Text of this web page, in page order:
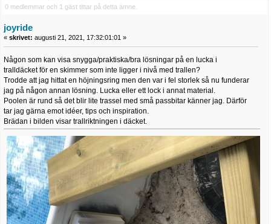
0 medlemmar och 1 gäst tittar på detta ämne.
joyride
« skrivet: augusti 21, 2021, 17:32:01:01 »
Någon som kan visa snygga/praktiska/bra lösningar på en lucka i
tralldäcket för en skimmer som inte ligger i nivå med trallen?
Trodde att jag hittat en höjningsring men den var i fel storlek så nu funderar
jag på någon annan lösning. Lucka eller ett lock i annat material.
Poolen är rund så det blir lite trassel med små passbitar känner jag. Därför
tar jag gärna emot idéer, tips och inspiration.
Brädan i bilden visar trallriktningen i däcket.